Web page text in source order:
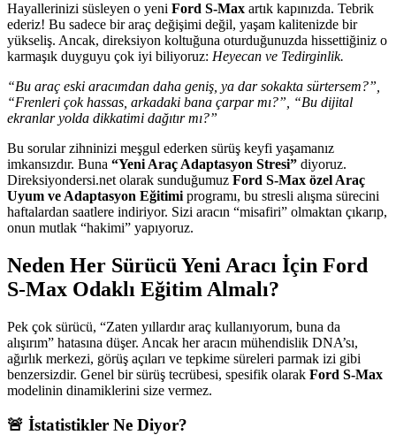
Hayallerinizi süsleyen o yeni Ford S-Max artık kapınızda. Tebrik
ederiz! Bu sadece bir araç değişimi değil, yaşam kalitenizde bir
yükseliş. Ancak, direksiyon koltuğuna oturduğunuzda hissettiğiniz o
karmaşık duyguyu çok iyi biliyoruz: Heyecan ve Tedirginlik.
“Bu araç eski aracımdan daha geniş, ya dar sokakta sürtersem?”,
“Frenleri çok hassas, arkadaki bana çarpar mı?”, “Bu dijital
ekranlar yolda dikkatimi dağıtır mı?”
Bu sorular zihninizi meşgul ederken sürüş keyfi yaşamanız
imkansızdır. Buna “Yeni Araç Adaptasyon Stresi” diyoruz.
Direksiyondersi.net olarak sunduğumuz Ford S-Max özel Araç
Uyum ve Adaptasyon Eğitimi programı, bu stresli alışma sürecini
haftalardan saatlere indiriyor. Sizi aracın “misafiri” olmaktan çıkarıp,
onun mutlak “hakimi” yapıyoruz.
Neden Her Sürücü Yeni Aracı İçin Ford
S-Max Odaklı Eğitim Almalı?
Pek çok sürücü, “Zaten yıllardır araç kullanıyorum, buna da
alışırım” hatasına düşer. Ancak her aracın mühendislik DNA’sı,
ağırlık merkezi, görüş açıları ve tepkime süreleri parmak izi gibi
benzersizdir. Genel bir sürüş tecrübesi, spesifik olarak Ford S-Max
modelinin dinamiklerini size vermez.
🚨 İstatistikler Ne Diyor?